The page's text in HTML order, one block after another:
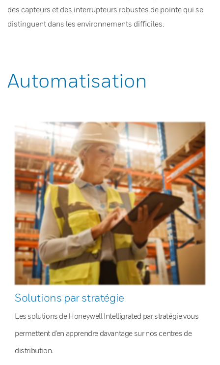
des capteurs et des interrupteurs robustes de pointe qui se
distinguent dans les environnements difficiles.
Automatisation
Solutions par stratégie
Les solutions de Honeywell Intelligrated par stratégie vous
permettent d’en apprendre davantage sur nos centres de
distribution.